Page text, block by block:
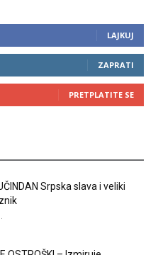
LAJKUJ
ZAPRATI
PRETPLATITE SE
Srpska slava i veliki